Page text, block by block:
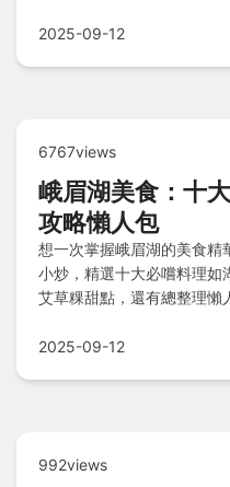
酥雞的靈魂炸物，以及傳統
2025-09-12
6767views
峨眉湖美食：十
攻略懶人包
想一次掌握峨眉湖的美食精
小炒，精選十大必嚐料理如
艾草粿甜點，還有總整理懶
2025-09-12
992views